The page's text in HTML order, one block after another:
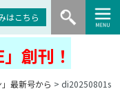
はこちら
創刊！
」最新号から > di20250801s